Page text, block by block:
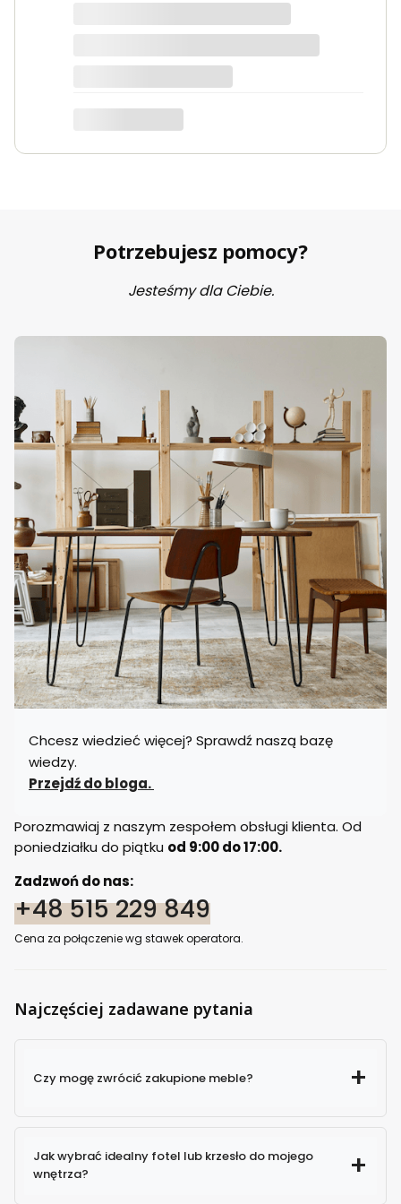
ciemno zielony Velvet
Potrzebujesz pomocy?
Jesteśmy dla Ciebie.
Chcesz wiedzieć więcej? Sprawdź naszą bazę
wiedzy.
Przejdź do bloga.
Porozmawiaj z naszym zespołem obsługi klienta. Od
poniedziałku do piątku od 9:00 do 17:00.
Zadzwoń do nas:
+48 515 229 849
Cena za połączenie wg stawek operatora.
Najczęściej zadawane pytania
Czy mogę zwrócić zakupione meble?
Jak wybrać idealny fotel lub krzesło do mojego
wnętrza?